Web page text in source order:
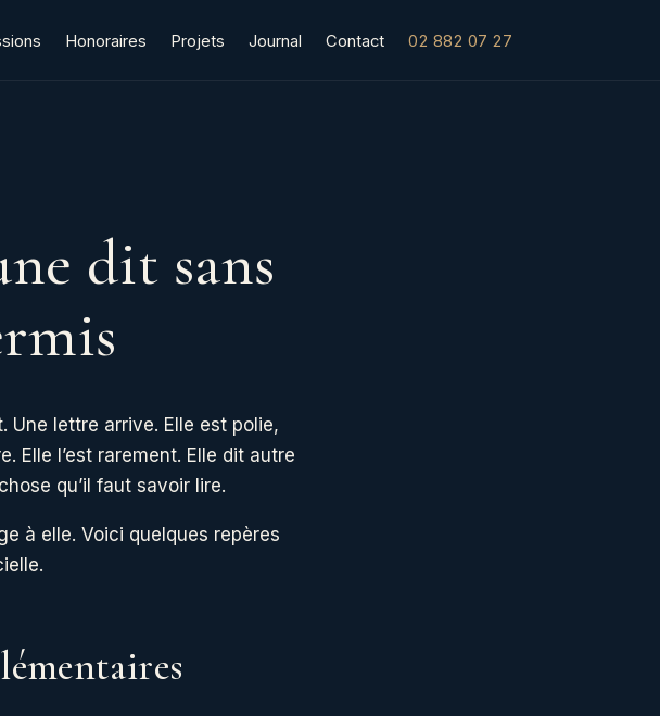
Honoraires Projets Journal Contact 02 882 07 27
dit sans
Une lettre arrive. Elle est polie,
Elle l’est rarement. Elle dit autre
qu’il faut savoir lire.
à elle. Voici quelques repères